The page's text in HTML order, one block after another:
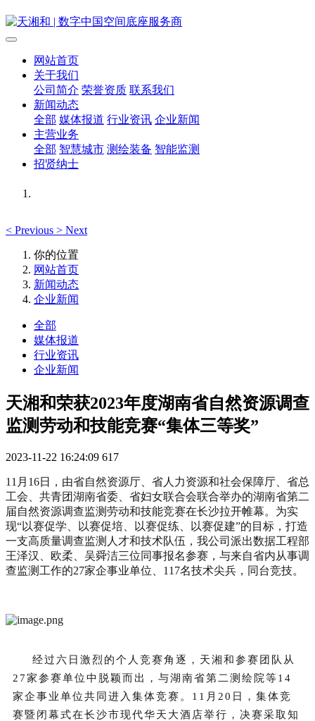
网站首页
关于我们
公司简介 荣誉资质 联系我们
新闻动态
全部 媒体报道 行业资讯 企业新闻
主营业务
全部 智慧城市 测绘装备 智能监测
招贤纳士
< Previous > Next
你的位置
网站首页
新闻动态
企业新闻
全部
媒体报道
行业资讯
企业新闻
天湘和荣获2023年度湖南省自然资源调查
监测劳动和技能竞赛“集体三等奖”
2023-11-22 16:24:09 617
11月16日，由省自然资源厅、省人力资源和社会保障厅、省总
工会、共青团湖南省委、省妇女联合会联合举办的湖南省第二
届自然资源调查监测劳动和技能竞赛在长沙拉开帷幕。为实
现“以赛促学、以赛促培、以赛促练、以赛促建”的目标，打造
一支高质量调查监测人才和技术队伍，我公司派出数据工程部
王泽汉、欧柔、吴舜洁三位同事报名参赛，与来自省内从事调
查监测工作的27家企事业单位、117名技术尖兵，同台竞技。
经过六日激烈的个人竞赛角逐，天湘和参赛团队从
27家参赛单位中脱颖而出，与湖南省第二测绘院等14
家企事业单位共同进入集体竞赛。11月20日，集体竞
赛暨闭幕式在长沙市现代华天大酒店举行，决赛采取知